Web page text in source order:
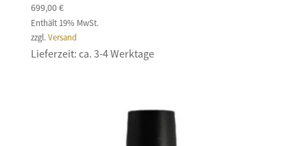
699,00€
Enthält 19% MwSt.
zzgl. Versand
Lieferzeit: ca. 3-4 Werktage